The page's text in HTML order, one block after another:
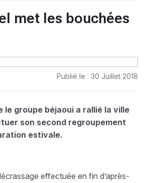
met les bouchées
Publié le : 30 Juillet 2018
le groupe béjaoui a rallié la ville
son second regroupement
estivale.
effectuée en fin d’après-